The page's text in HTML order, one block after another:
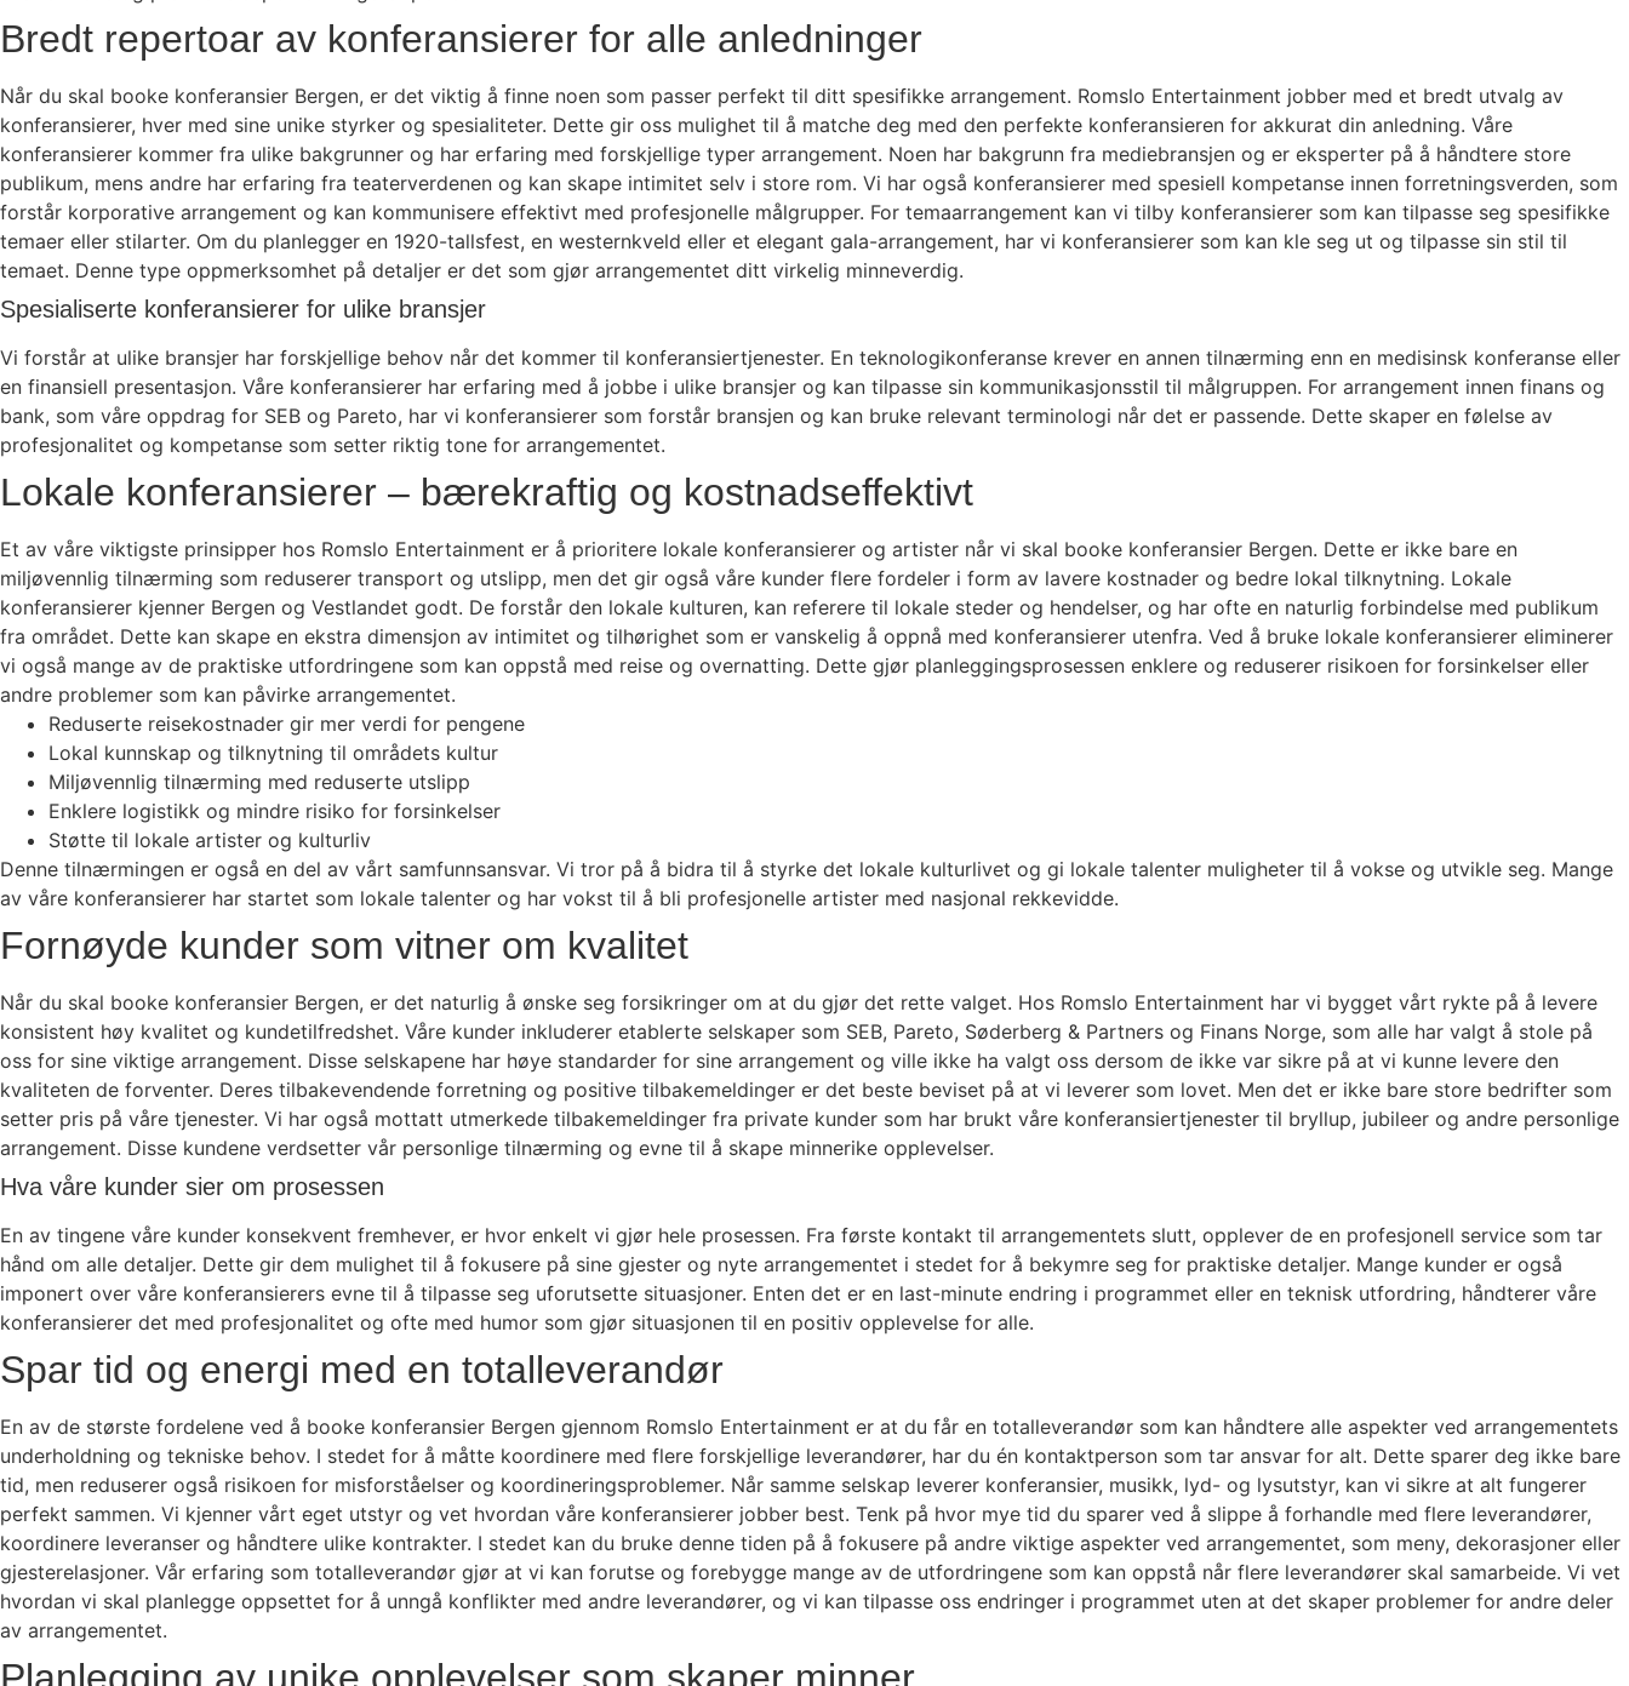
Bredt repertoar av konferansierer for alle anledninger
Når du skal booke konferansier Bergen, er det viktig å finne noen som passer perfekt til ditt spesifikke arrangement. Romslo Entertainment jobber med et bredt utvalg av
konferansierer, hver med sine unike styrker og spesialiteter. Dette gir oss mulighet til å matche deg med den perfekte konferansieren for akkurat din anledning. Våre
konferansierer kommer fra ulike bakgrunner og har erfaring med forskjellige typer arrangement. Noen har bakgrunn fra mediebransjen og er eksperter på å håndtere store
publikum, mens andre har erfaring fra teaterverdenen og kan skape intimitet selv i store rom. Vi har også konferansierer med spesiell kompetanse innen forretningsverden, som
forstår korporative arrangement og kan kommunisere effektivt med profesjonelle målgrupper. For temaarrangement kan vi tilby konferansierer som kan tilpasse seg spesifikke
temaer eller stilarter. Om du planlegger en 1920-tallsfest, en westernkveld eller et elegant gala-arrangement, har vi konferansierer som kan kle seg ut og tilpasse sin stil til
temaet. Denne type oppmerksomhet på detaljer er det som gjør arrangementet ditt virkelig minneverdig.
Spesialiserte konferansierer for ulike bransjer
Vi forstår at ulike bransjer har forskjellige behov når det kommer til konferansiertjenester. En teknologikonferanse krever en annen tilnærming enn en medisinsk konferanse eller
en finansiell presentasjon. Våre konferansierer har erfaring med å jobbe i ulike bransjer og kan tilpasse sin kommunikasjonsstil til målgruppen. For arrangement innen finans og
bank, som våre oppdrag for SEB og Pareto, har vi konferansierer som forstår bransjen og kan bruke relevant terminologi når det er passende. Dette skaper en følelse av
profesjonalitet og kompetanse som setter riktig tone for arrangementet.
Lokale konferansierer – bærekraftig og kostnadseffektivt
Et av våre viktigste prinsipper hos Romslo Entertainment er å prioritere lokale konferansierer og artister når vi skal booke konferansier Bergen. Dette er ikke bare en
miljøvennlig tilnærming som reduserer transport og utslipp, men det gir også våre kunder flere fordeler i form av lavere kostnader og bedre lokal tilknytning. Lokale
konferansierer kjenner Bergen og Vestlandet godt. De forstår den lokale kulturen, kan referere til lokale steder og hendelser, og har ofte en naturlig forbindelse med publikum
fra området. Dette kan skape en ekstra dimensjon av intimitet og tilhørighet som er vanskelig å oppnå med konferansierer utenfra. Ved å bruke lokale konferansierer eliminerer
vi også mange av de praktiske utfordringene som kan oppstå med reise og overnatting. Dette gjør planleggingsprosessen enklere og reduserer risikoen for forsinkelser eller
andre problemer som kan påvirke arrangementet.
Reduserte reisekostnader gir mer verdi for pengene
Lokal kunnskap og tilknytning til områdets kultur
Miljøvennlig tilnærming med reduserte utslipp
Enklere logistikk og mindre risiko for forsinkelser
Støtte til lokale artister og kulturliv
Denne tilnærmingen er også en del av vårt samfunnsansvar. Vi tror på å bidra til å styrke det lokale kulturlivet og gi lokale talenter muligheter til å vokse og utvikle seg. Mange
av våre konferansierer har startet som lokale talenter og har vokst til å bli profesjonelle artister med nasjonal rekkevidde.
Fornøyde kunder som vitner om kvalitet
Når du skal booke konferansier Bergen, er det naturlig å ønske seg forsikringer om at du gjør det rette valget. Hos Romslo Entertainment har vi bygget vårt rykte på å levere
konsistent høy kvalitet og kundetilfredshet. Våre kunder inkluderer etablerte selskaper som SEB, Pareto, Søderberg & Partners og Finans Norge, som alle har valgt å stole på
oss for sine viktige arrangement. Disse selskapene har høye standarder for sine arrangement og ville ikke ha valgt oss dersom de ikke var sikre på at vi kunne levere den
kvaliteten de forventer. Deres tilbakevendende forretning og positive tilbakemeldinger er det beste beviset på at vi leverer som lovet. Men det er ikke bare store bedrifter som
setter pris på våre tjenester. Vi har også mottatt utmerkede tilbakemeldinger fra private kunder som har brukt våre konferansiertjenester til bryllup, jubileer og andre personlige
arrangement. Disse kundene verdsetter vår personlige tilnærming og evne til å skape minnerike opplevelser.
Hva våre kunder sier om prosessen
En av tingene våre kunder konsekvent fremhever, er hvor enkelt vi gjør hele prosessen. Fra første kontakt til arrangementets slutt, opplever de en profesjonell service som tar
hånd om alle detaljer. Dette gir dem mulighet til å fokusere på sine gjester og nyte arrangementet i stedet for å bekymre seg for praktiske detaljer. Mange kunder er også
imponert over våre konferansierers evne til å tilpasse seg uforutsette situasjoner. Enten det er en last-minute endring i programmet eller en teknisk utfordring, håndterer våre
konferansierer det med profesjonalitet og ofte med humor som gjør situasjonen til en positiv opplevelse for alle.
Spar tid og energi med en totalleverandør
En av de største fordelene ved å booke konferansier Bergen gjennom Romslo Entertainment er at du får en totalleverandør som kan håndtere alle aspekter ved arrangementets
underholdning og tekniske behov. I stedet for å måtte koordinere med flere forskjellige leverandører, har du én kontaktperson som tar ansvar for alt. Dette sparer deg ikke bare
tid, men reduserer også risikoen for misforståelser og koordineringsproblemer. Når samme selskap leverer konferansier, musikk, lyd- og lysutstyr, kan vi sikre at alt fungerer
perfekt sammen. Vi kjenner vårt eget utstyr og vet hvordan våre konferansierer jobber best. Tenk på hvor mye tid du sparer ved å slippe å forhandle med flere leverandører,
koordinere leveranser og håndtere ulike kontrakter. I stedet kan du bruke denne tiden på å fokusere på andre viktige aspekter ved arrangementet, som meny, dekorasjoner eller
gjesterelasjoner. Vår erfaring som totalleverandør gjør at vi kan forutse og forebygge mange av de utfordringene som kan oppstå når flere leverandører skal samarbeide. Vi vet
hvordan vi skal planlegge oppsettet for å unngå konflikter med andre leverandører, og vi kan tilpasse oss endringer i programmet uten at det skaper problemer for andre deler
av arrangementet.
Planlegging av unike opplevelser som skaper minner